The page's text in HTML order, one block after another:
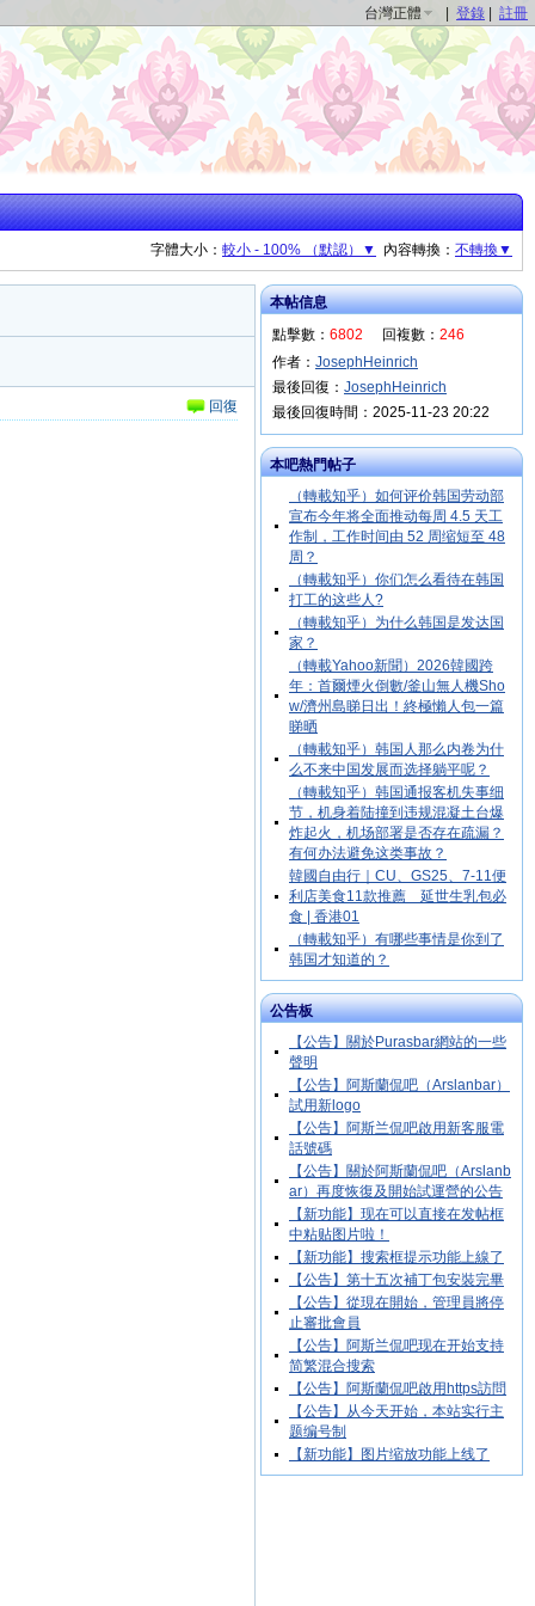
台灣正體 登錄 註冊
字體大小： 較小 - 100% （默認）▼ 內容轉換： 不轉換▼
回復
本帖信息
點擊數： 6802 回複數： 246
作者： JosephHeinrich
最後回復： JosephHeinrich
最後回復時間：2025-11-23 20:22
本吧熱門帖子
（轉載知乎）如何评价韩国劳动部
宣布今年将全面推动每周 4.5 天工
作制，工作时间由 52 周缩短至 48
周？
（轉載知乎）你们怎么看待在韩国
打工的这些人?
（轉載知乎）为什么韩国是发达国
家？
（轉載Yahoo新聞）2026韓國跨
年：首爾煙火倒數/釜山無人機Sho
w/濟州島睇日出！終極懶人包一篇
睇晒
（轉載知乎）韩国人那么内卷为什
么不来中国发展而选择躺平呢？
（轉載知乎）韩国通报客机失事细
节，机身着陆撞到违规混凝土台爆
炸起火，机场部署是否存在疏漏？
有何办法避免这类事故？
韓國自由行｜CU、GS25、7-11便
利店美食11款推薦 延世生乳包必
食 | 香港01
（轉載知乎）有哪些事情是你到了
韩国才知道的？
公告板
【公告】關於Purasbar網站的一些
聲明
【公告】阿斯蘭侃吧（Arslanbar）
試用新logo
【公告】阿斯兰侃吧啟用新客服電
話號碼
【公告】關於阿斯蘭侃吧（Arslanb
ar）再度恢復及開始試運營的公告
【新功能】现在可以直接在发帖框
中粘贴图片啦！
【新功能】搜索框提示功能上線了
【公告】第十五次補丁包安裝完畢
【公告】從現在開始，管理員將停
止審批會員
【公告】阿斯兰侃吧现在开始支持
简繁混合搜索
【公告】阿斯蘭侃吧啟用https訪問
【公告】从今天开始，本站实行主
题编号制
【新功能】图片缩放功能上线了